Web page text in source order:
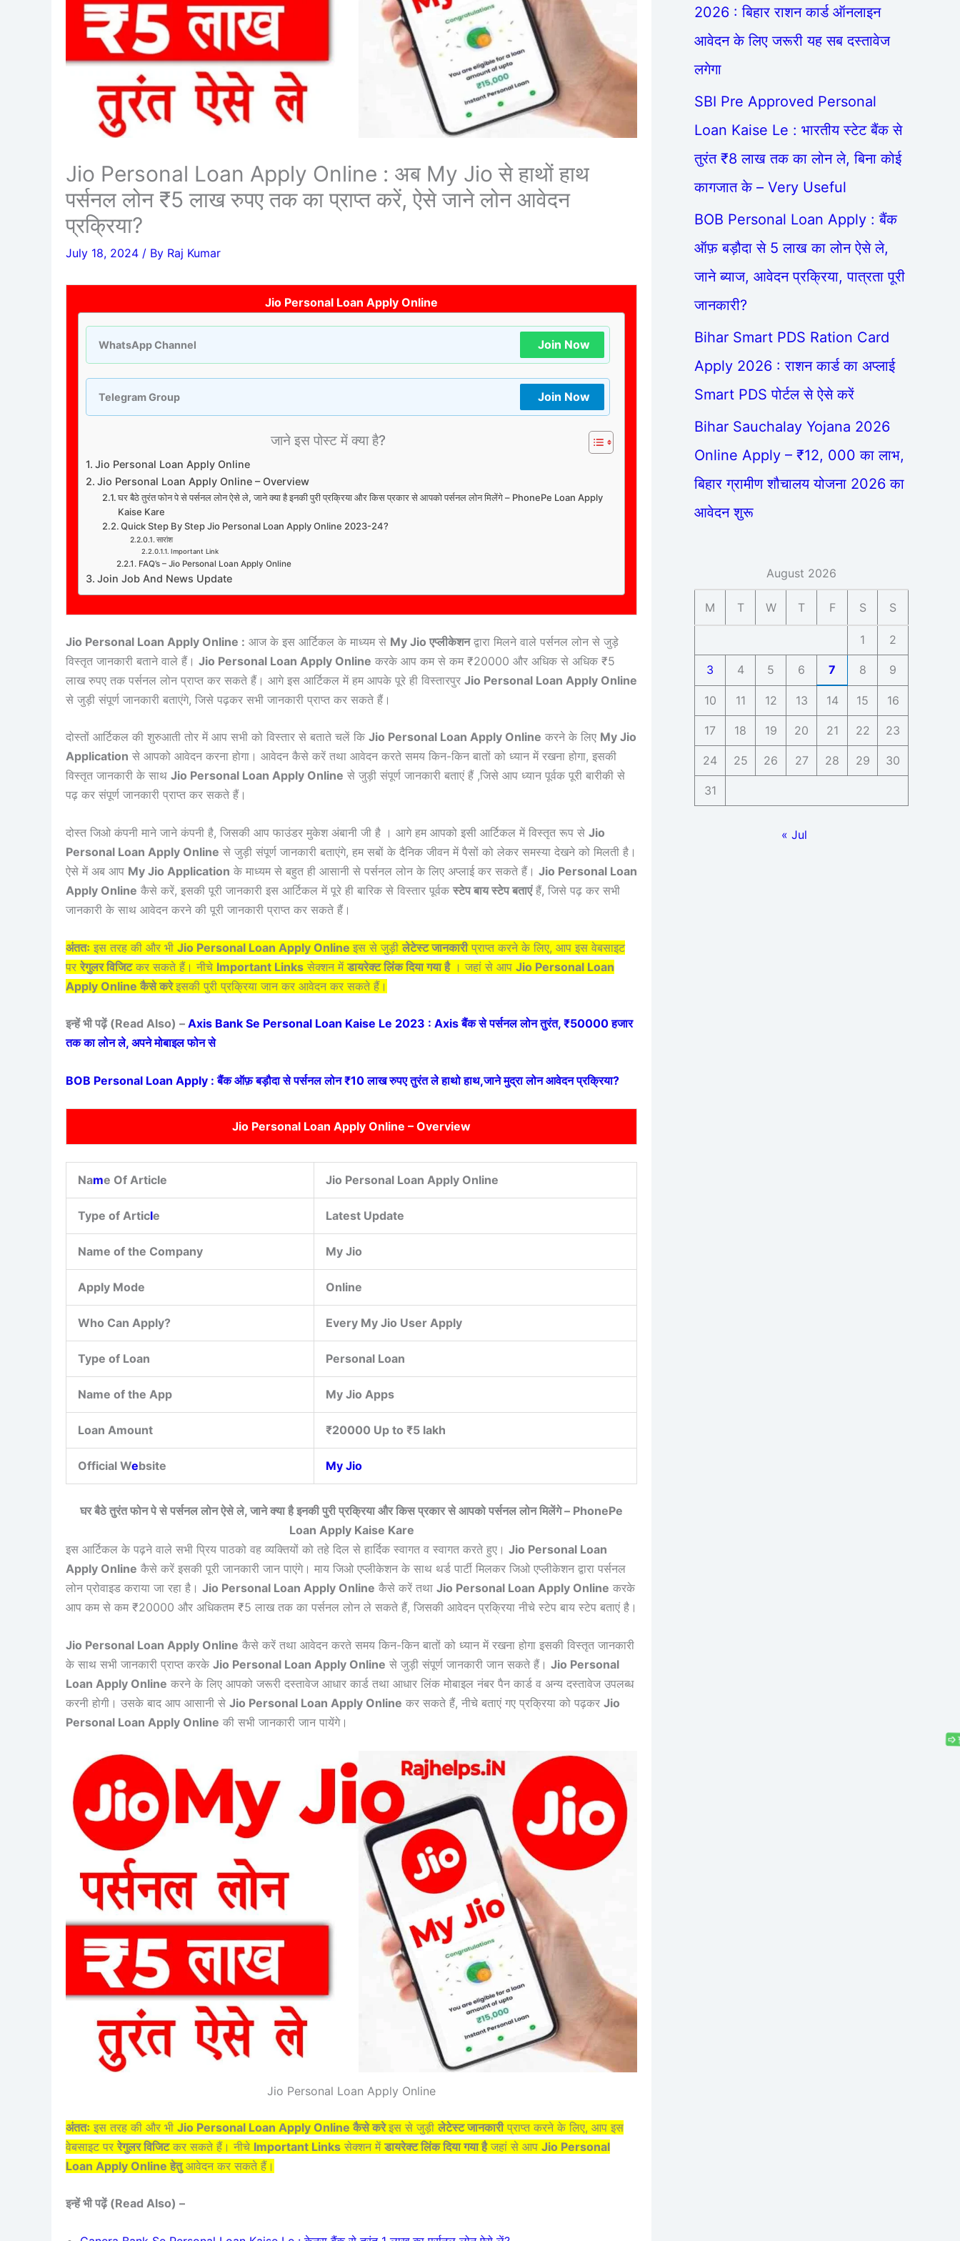
Jio Personal Loan Apply Online : अब My Jio से हाथों हाथ
पर्सनल लोन ₹5 लाख रुपए तक का प्राप्त करें, ऐसे जाने लोन आवेदन
प्रक्रिया?
July 18, 2024 / By Raj Kumar
Jio Personal Loan Apply Online
WhatsApp Channel Join Now
Telegram Group Join Now
जाने इस पोस्ट में क्या है?
Jio Personal Loan Apply Online
Jio Personal Loan Apply Online – Overview
घर बैठे तुरंत फोन पे से पर्सनल लोन ऐसे ले, जाने क्या है इनकी पुरी प्रक्रिया और किस प्रकार से आपको पर्सनल लोन मिलेंगे – PhonePe Loan Apply
Kaise Kare
Quick Step By Step Jio Personal Loan Apply Online 2023-24?
सारांश
Important Link
FAQ’s – Jio Personal Loan Apply Online
Join Job And News Update
Jio Personal Loan Apply Online : आज के इस आर्टिकल के माध्यम से My Jio एप्लीकेशनद्वारा मिलने वाले पर्सनल लोन से जुड़े
विस्तृत जानकारी बताने वाले हैं। Jio Personal Loan Apply Online करके आप कम से कम ₹20000 और अधिक से अधिक ₹5
लाख रुपए तक पर्सनल लोन प्राप्त कर सकते हैं। आगे इस आर्टिकल में हम आपके पूरे ही विस्तारपुर Jio Personal Loan Apply Online
से जुड़ी संपूर्ण जानकारी बताएंगे, जिसे पढ़कर सभी जानकारी प्राप्त कर सकते हैं।
दोस्तों आर्टिकल की शुरुआती तोर में आप सभी को विस्तार से बताते चलें कि Jio Personal Loan Apply Online करने के लिए My Jio
Application से आपको आवेदन करना होगा। आवेदन कैसे करें तथा आवेदन करते समय किन-किन बातों को ध्यान में रखना होगा, इसकी
विस्तृत जानकारी के साथ Jio Personal Loan Apply Online से जुड़ी संपूर्ण जानकारी बताएं हैं ,जिसे आप ध्यान पूर्वक पूरी बारीकी से
पढ़ कर संपूर्ण जानकारी प्राप्त कर सकते हैं।
दोस्त जिओ कंपनी माने जाने कंपनी है, जिसकी आप फाउंडर मुकेश अंबानी जी है । आगे हम आपको इसी आर्टिकल में विस्तृत रूप से Jio
Personal Loan Apply Online से जुड़ी संपूर्ण जानकारी बताएंगे, हम सबों के दैनिक जीवन में पैसों को लेकर समस्या देखने को मिलती है।
ऐसे में अब आप My Jio Application के माध्यम से बहुत ही आसानी से पर्सनल लोन के लिए अप्लाई कर सकते हैं। Jio Personal Loan
Apply Online कैसे करें, इसकी पूरी जानकारी इस आर्टिकल में पूरे ही बारिक से विस्तार पूर्वक स्टेप बाय स्टेप बताएंहैं, जिसे पढ़ कर सभी
जानकारी के साथ आवेदन करने की पूरी जानकारी प्राप्त कर सकते हैं।
अंततः इस तरह की और भी Jio Personal Loan Apply Online इस से जुड़ी लेटेस्ट जानकारीप्राप्त करने के लिए, आप इस वेबसाइट
पर रेगुलर विजिटकर सकते हैं। नीचे Important Links सेक्शन में डायरेक्ट लिंक दिया गया है। जहां से आप Jio Personal Loan
Apply Online कैसे करेइसकी पुरी प्रक्रिया जान कर आवेदन कर सकते हैं।
इन्हें भी पढ़ें (Read Also) – Axis Bank Se Personal Loan Kaise Le 2023 : Axis बैंक से पर्सनल लोन तुरंत, ₹50000 हजार
तक का लोन ले, अपने मोबाइल फोन से
BOB Personal Loan Apply : बैंक ऑफ़ बड़ौदा से पर्सनल लोन ₹10 लाख रुपए तुरंत ले हाथो हाथ,जाने मुद्रा लोन आवेदन प्रक्रिया?
Jio Personal Loan Apply Online – Overview
Name Of Article Jio Personal Loan Apply Online
Type of Article Latest Update
Name of the Company My Jio
Apply Mode Online
Who Can Apply? Every My Jio User Apply
Type of Loan Personal Loan
Name of the App My Jio Apps
Loan Amount ₹20000 Up to ₹5 lakh
Official Website My Jio
घर बैठे तुरंत फोन पे से पर्सनल लोन ऐसे ले, जाने क्या है इनकी पुरी प्रक्रिया और किस प्रकार से आपको पर्सनल लोन मिलेंगे – PhonePe
Loan Apply Kaise Kare
इस आर्टिकल के पढ़ने वाले सभी प्रिय पाठको वह व्यक्तियों को तहे दिल से हार्दिक स्वागत व स्वागत करते हुए। Jio Personal Loan
Apply Online कैसे करें इसकी पूरी जानकारी जान पाएंगे। माय जिओ एप्लीकेशन के साथ थर्ड पार्टी मिलकर जिओ एप्लीकेशन द्वारा पर्सनल
लोन प्रोवाइड कराया जा रहा है। Jio Personal Loan Apply Online कैसे करें तथा Jio Personal Loan Apply Online करके
आप कम से कम ₹20000 और अधिकतम ₹5 लाख तक का पर्सनल लोन ले सकते हैं, जिसकी आवेदन प्रक्रिया नीचे स्टेप बाय स्टेप बताएं है।
Jio Personal Loan Apply Online कैसे करें तथा आवेदन करते समय किन-किन बातों को ध्यान में रखना होगा इसकी विस्तृत जानकारी
के साथ सभी जानकारी प्राप्त करके Jio Personal Loan Apply Online से जुड़ी संपूर्ण जानकारी जान सकते हैं। Jio Personal
Loan Apply Online करने के लिए आपको जरूरी दस्तावेज आधार कार्ड तथा आधार लिंक मोबाइल नंबर पैन कार्ड व अन्य दस्तावेज उपलब्ध
करनी होगी। उसके बाद आप आसानी से Jio Personal Loan Apply Online कर सकते हैं, नीचे बताएं गए प्रक्रिया को पढ़कर Jio
Personal Loan Apply Online की सभी जानकारी जान पायेंगे।
Jio Personal Loan Apply Online
अंततः इस तरह की और भी Jio Personal Loan Apply Online कैसे करेइस से जुड़ी लेटेस्ट जानकारीप्राप्त करने के लिए, आप इस
वेबसाइट पर रेगुलर विजिटकर सकते हैं। नीचे Important Links सेक्शन में डायरेक्ट लिंक दिया गया हैजहां से आप Jio Personal
Loan Apply Online हेतुआवेदन कर सकते हैं।
इन्हें भी पढ़ें (Read Also) –
2026 : बिहार राशन कार्ड ऑनलाइन
आवेदन के लिए जरूरी यह सब दस्तावेज
लगेगा
SBI Pre Approved Personal
Loan Kaise Le : भारतीय स्टेट बैंक से
तुरंत ₹8 लाख तक का लोन ले, बिना कोई
कागजात के – Very Useful
BOB Personal Loan Apply : बैंक
ऑफ़ बड़ौदा से 5 लाख का लोन ऐसे ले,
जाने ब्याज, आवेदन प्रक्रिया, पात्रता पूरी
जानकारी?
Bihar Smart PDS Ration Card
Apply 2026 : राशन कार्ड का अप्लाई
Smart PDS पोर्टल से ऐसे करें
Bihar Sauchalay Yojana 2026
Online Apply – ₹12, 000 का लाभ,
बिहार ग्रामीण शौचालय योजना 2026 का
आवेदन शुरू
August 2026
M T W T F S S
1 2
3 4 5 6 7 8 9
10 11 12 13 14 15 16
17 18 19 20 21 22 23
24 25 26 27 28 29 30
31
« Jul